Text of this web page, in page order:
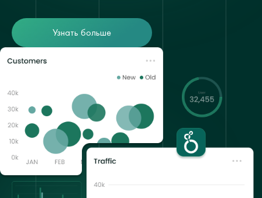
Узнать больше